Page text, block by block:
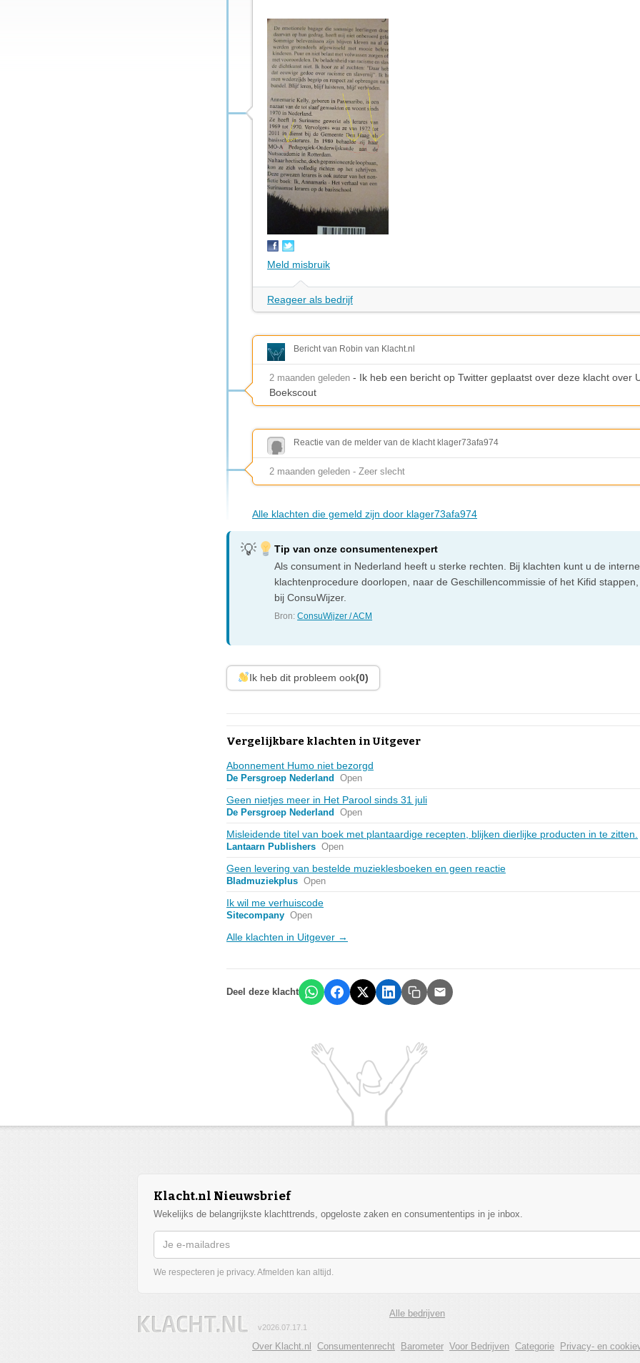
Meld misbruik
Reageer als bedrijf
Bericht van Robin van Klacht.nl
2 maanden geleden - Ik heb een bericht op Twitter geplaatst over deze klacht over
Boekscout
Reactie van de melder van de klacht klager73afa974
2 maanden geleden - Zeer slecht
Alle klachten die gemeld zijn door klager73afa974
Tip van onze consumentenexpert
Als consument in Nederland heeft u sterke rechten. Bij klachten kunt u de interne
klachtenprocedure doorlopen, naar de Geschillencommissie of het Kifid
bij ConsuWijzer.
Bron:ConsuWijzer / ACM
Ik heb dit probleem ook(0)
Vergelijkbare klachten in Uitgever
Abonnement Humo niet bezorgd
De Persgroep Nederland Open
Geen nietjes meer in Het Parool sinds 31 juli
De Persgroep Nederland Open
Misleidende titel van boek met plantaardige recepten, blijken dierlijke producten in te zitten.
Lantaarn Publishers Open
Geen levering van bestelde muzieklesboeken en geen reactie
Bladmuziekplus Open
Ik wil me verhuiscode
Sitecompany Open
Alle klachten in Uitgever →
Deel deze klacht
Klacht.nl Nieuwsbrief
Wekelijks de belangrijkste klachttrends, opgeloste zaken en consumententips in je inbox.
We respecteren je privacy. Afmelden kan altijd.
Alle bedrijven
v2026.07.17.1
Over Klacht.nl Consumentenrecht Barometer Voor Bedrijven Categorie Privacy- en